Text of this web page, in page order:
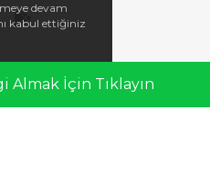
Almak İçin Tıklayın
devam
kabul ettiğiniz
Sepetim Üye Girişi